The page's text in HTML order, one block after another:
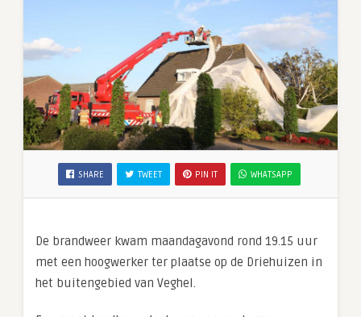
SHARE TWEET PIN IT WHATSAPP
De brandweer kwam maandagavond rond 19.15 uur
met een hoogwerker ter plaatse op de Driehuizen in
het buitengebied van Veghel.